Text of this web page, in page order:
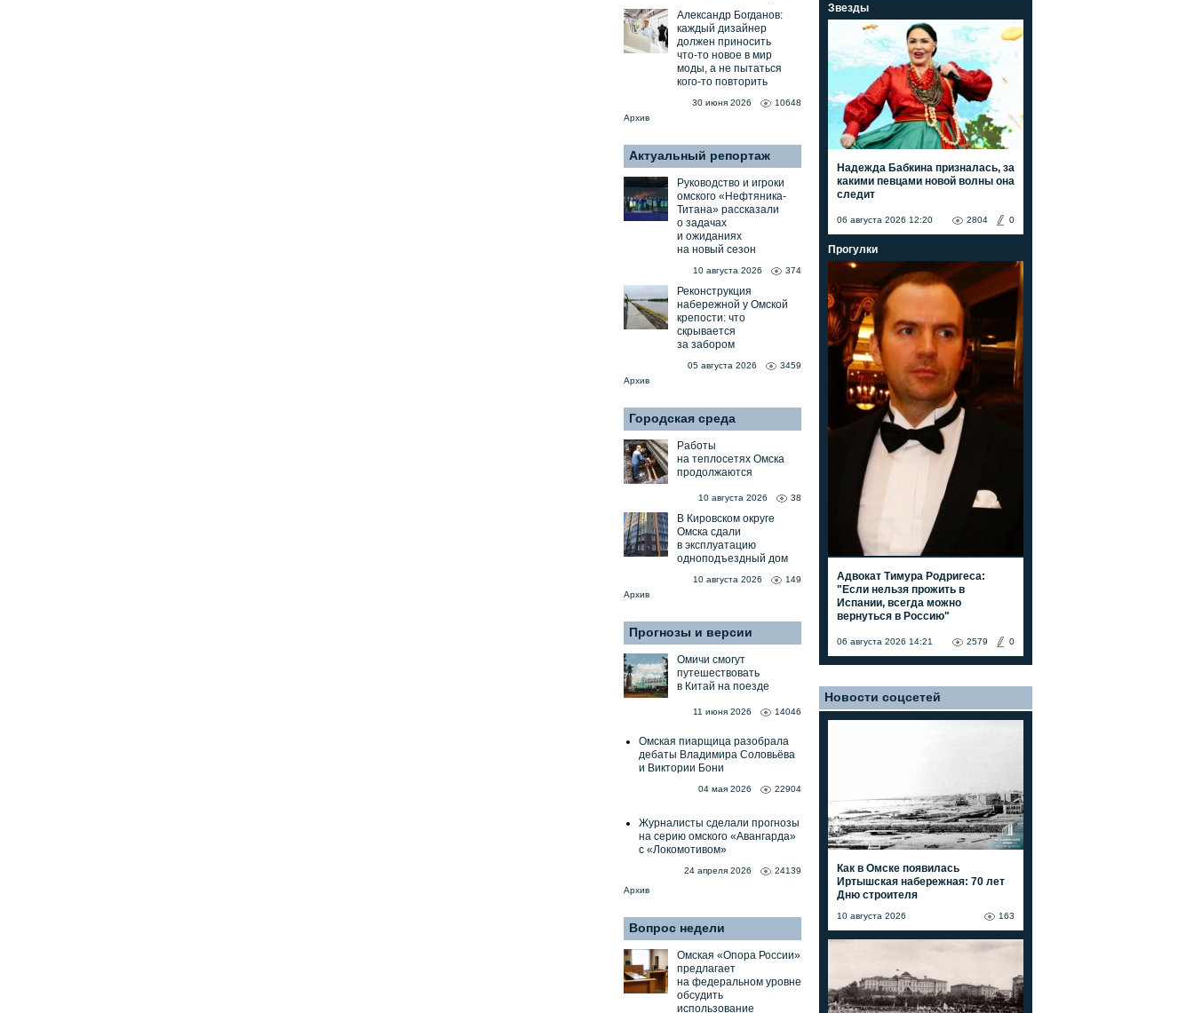
Александр Богданов:
каждый дизайнер
должен приносить
что-то новое в мир
моды, а не пытаться
кого-то повторить
10648
30 июня 2026
Архив
Актуальный репортаж
Руководство и игроки
омского «Нефтяника-
Титана» рассказали
о задачах
и ожиданиях
на новый сезон
374
10 августа 2026
Реконструкция
набережной у Омской
крепости: что
скрывается
за забором
3459
05 августа 2026
Архив
Городская среда
Работы
на теплосетях Омска
продолжаются
38
10 августа 2026
В Кировском округе
Омска сдали
в эксплуатацию
одноподъездный дом
149
10 августа 2026
Архив
Прогнозы и версии
Омичи смогут
путешествовать
в Китай на поезде
14046
11 июня 2026
Омская пиарщица разобрала
дебаты Владимира Соловьёва
и Виктории Бони
22904
04 мая 2026
Журналисты сделали прогнозы
на серию омского «Авангарда»
с «Локомотивом»
24139
24 апреля 2026
Архив
Вопрос недели
Омская «Опора России»
предлагает
на федеральном уровне
обсудить
использование
Звезды
Надежда Бабкина призналась, за
какими певцами новой волны она
следит
06 августа 2026 12:20 0
2804
Прогулки
Адвокат Тимура Родригеса:
"Если нельзя прожить в
Испании, всегда можно
вернуться в Россию"
06 августа 2026 14:21 0
2579
Новости соцсетей
Как в Омске появилась
Иртышская набережная: 70 лет
Дню строителя
163
10 августа 2026